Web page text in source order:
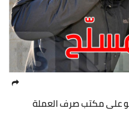
على مكتب صرف العملة